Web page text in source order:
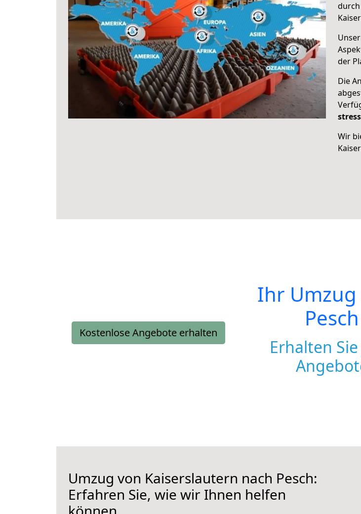
Unser
der
Die
Wir
Kostenlose Angebote erhalten
Ihr Umzug
Pesch
Erhalten
Umzug von Kaiserslautern nach Pesch:
Erfahren Sie, wie wir Ihnen helfen